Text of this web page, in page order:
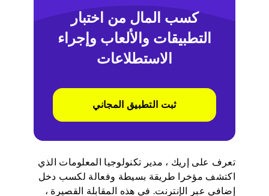
كسب المال من اختبار
التطبيقات والألعاب وإجراء
الاستطلاعات
ثبت التطبيق المجاني
تعرف على إريك ، مدير تكنولوجيا المعلومات الذي
اكتشف مؤخرا طريقة بسيطة وفعالة لكسب دخل
إضافي عبر الإنترنت. في هذه المقابلة القصيرة ،